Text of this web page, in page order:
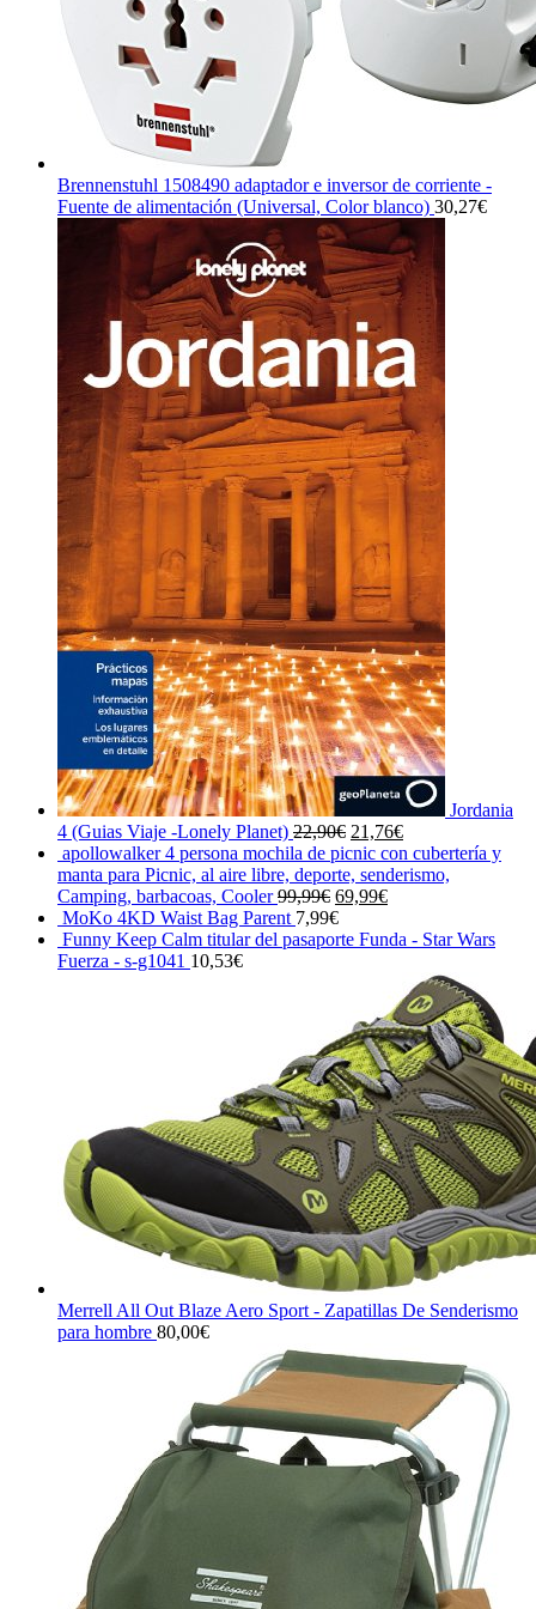
Brennenstuhl 1508490 adaptador e inversor de corriente -
Fuente de alimentación (Universal, Color blanco) 30,27€
Jordania
4 (Guias Viaje -Lonely Planet) 22,90€ El
precio
original
era:
21,76€El
precio
actual
apollowalker 4 persona mochila de picnic con cubertería y
manta para Picnic, al aire libre, deporte, senderismo,
Camping, barbacoas, Cooler 99,99€ El
precio
original
69,99€El
actual
69,99€.
MoKo 4KD Waist Bag Parent 7,99€
Funny Keep Calm titular del pasaporte Funda - Star Wars
Fuerza - s-g1041 10,53€
Merrell All Out Blaze Aero Sport - Zapatillas De Senderismo
para hombre 80,00€